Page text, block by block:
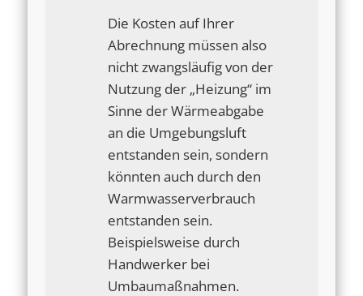
Die Kosten auf Ihrer
Abrechnung müssen also
nicht zwangsläufig von der
Nutzung der „Heizung“ im
Sinne der Wärmeabgabe
an die Umgebungsluft
entstanden sein, sondern
könnten auch durch den
Warmwasserverbrauch
entstanden sein.
Beispielsweise durch
Handwerker bei
Umbaumaßnahmen.